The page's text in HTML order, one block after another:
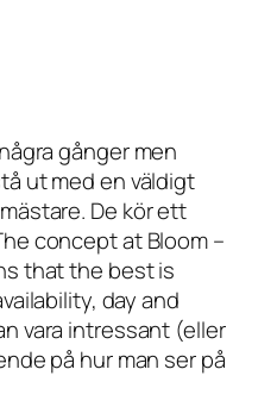
gånger men
ut med en väldigt
De kör ett
concept at Bloom –
that the best is
day and
vara intressant (eller
på hur man ser på